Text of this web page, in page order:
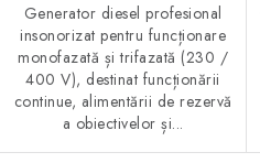
Generator diesel profesional
insonorizat pentru funcționare
monofazată și trifazată (230 /
400 V), destinat funcționării
continue, alimentării de rezervă
a obiectivelor și...